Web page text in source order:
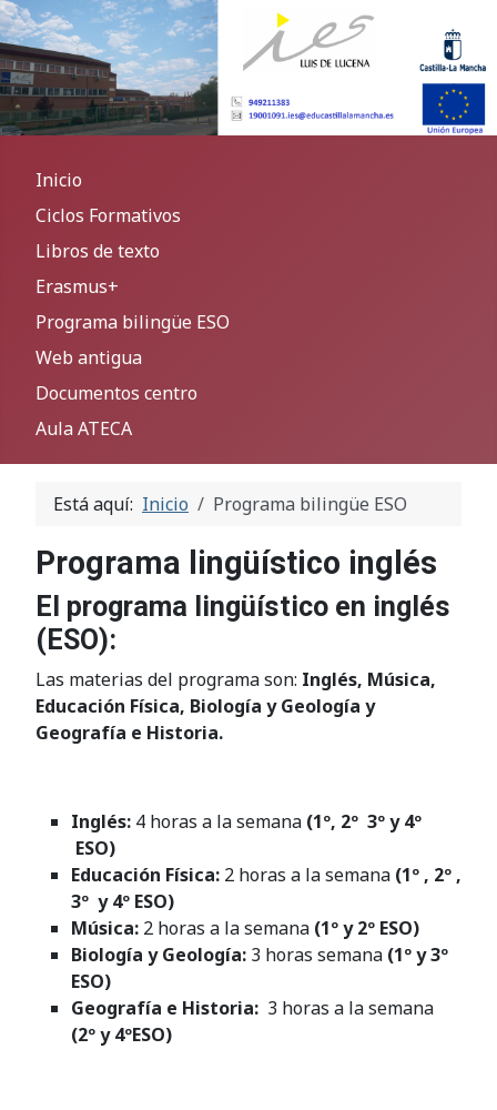
Inicio
Ciclos Formativos
Libros de texto
Erasmus+
Programa bilingüe ESO
Web antigua
Documentos centro
Aula ATECA
Está aquí: Inicio Programa bilingüe ESO
Programa lingüístico inglés
El programa lingüístico en inglés
(ESO):
Las materias del programa son: Inglés, Música,
Educación Física, Biología y Geología y
Geografía e Historia.
Inglés: 4 horas a la semana (1º, 2º 3º y 4º
ESO)
Educación Física: 2 horas a la semana (1º , 2º ,
3º y 4º ESO)
Música: 2 horas a la semana (1º y 2º ESO)
Biología y Geología: 3 horas semana (1º y 3º
ESO)
Geografía e Historia: 3 horas a la semana
(2º y 4ºESO)